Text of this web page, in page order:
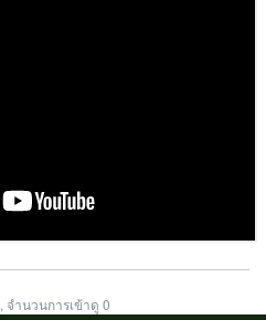
, จำนวนการเข้าดู 0